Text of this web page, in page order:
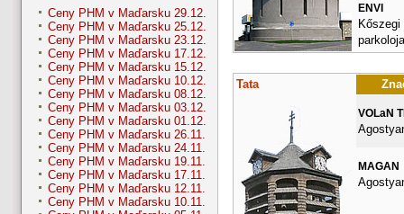
Ceny PHM v Maďarsku 29.12.
Ceny PHM v Maďarsku 25.12.
Ceny PHM v Maďarsku 23.12.
Ceny PHM v Maďarsku 17.12.
Ceny PHM v Maďarsku 15.12.
Ceny PHM v Maďarsku 10.12.
Ceny PHM v Maďarsku 08.12.
Ceny PHM v Maďarsku 03.12.
Ceny PHM v Maďarsku 01.12.
Ceny PHM v Maďarsku 26.11.
Ceny PHM v Maďarsku 24.11.
Ceny PHM v Maďarsku 19.11.
Ceny PHM v Maďarsku 17.11.
Ceny PHM v Maďarsku 12.11.
Ceny PHM v Maďarsku 10.11.
ENVI
Kőszegi
Tata
VOLaN
MAGAN